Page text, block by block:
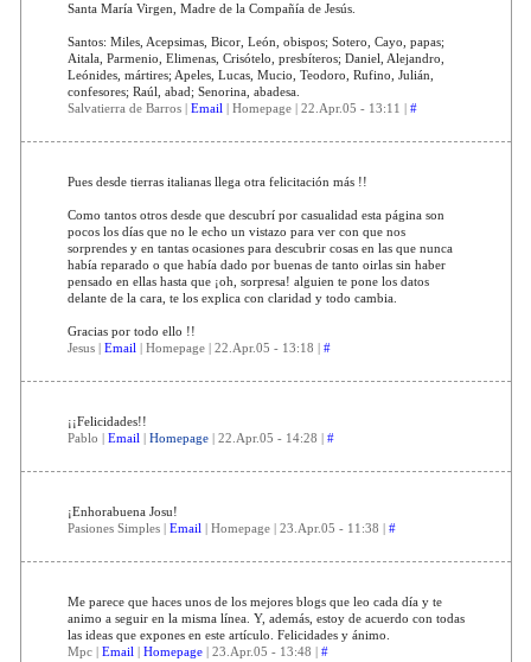
Santa María Virgen, Madre de la Compañía de Jesús.
Santos: Miles, Acepsimas, Bicor, León, obispos; Sotero, Cayo, papas;
Aitala, Parmenio, Elimenas, Crisótelo, presbíteros; Daniel, Alejandro,
Leónides, mártires; Apeles, Lucas, Mucio, Teodoro, Rufino, Julián,
confesores; Raúl, abad; Senorina, abadesa.
Salvatierra de Barros | Email | Homepage | 22.Apr.05 - 13:11 | #
Pues desde tierras italianas llega otra felicitación más !!
Como tantos otros desde que descubrí por casualidad esta página son
pocos los días que no le echo un vistazo para ver con que nos
sorprendes y en tantas ocasiones para descubrir cosas en las que nunca
había reparado o que había dado por buenas de tanto oirlas sin haber
pensado en ellas hasta que ¡oh, sorpresa! alguien te pone los datos
delante de la cara, te los explica con claridad y todo cambia.
Gracias por todo ello !!
Jesus | Email | Homepage | 22.Apr.05 - 13:18 | #
¡¡Felicidades!!
Pablo | Email | Homepage| 22.Apr.05 - 14:28 | #
¡Enhorabuena Josu!
Pasiones Simples | Email | Homepage | 23.Apr.05 - 11:38 | #
Me parece que haces unos de los mejores blogs que leo cada día y te
animo a seguir en la misma línea. Y, además, estoy de acuerdo con todas
las ideas que expones en este artículo. Felicidades y ánimo.
Mpc | Email | Homepage| 23.Apr.05 - 13:48 | #